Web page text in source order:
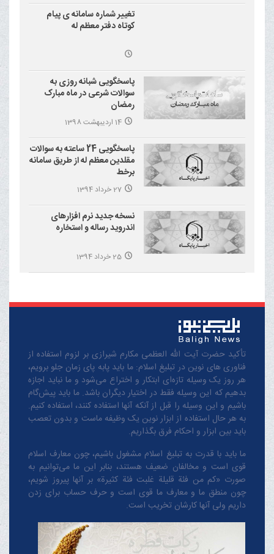
تغییر شماره سامانه ی پیام
کوتاه دفتر معظم له
پاسخگویی شبانه روزی به
سوالات شرعی در ماه مبارک
رمضان
14 اردیبهشت 1398
پاسخگویی 24 ساعته به سوالات
مقلدین معظم له از طریق سامانه
برخط
27 خرداد 1394
نسخه جدید نرم افزارهای
اندروید رساله و استخاره
25 خرداد 1394
تأکید حضرت آیت الله العظمی مکارم شیرازی بر لزوم استفاده از
فناوری های نوین در تبلیغ اسلام: ما باید پابه پای زمان جلو برویم،
هر روز یک وسیله تازه‌ای ابتکار و اختراع می‌شود و ما نباید اجازه
بدهیم که این وسیله فقط در اختیار دیگران باشد. ما باید پیش‌گام
باشیم و این وسیله را قبل از آنکه آنها استفاده کنند، استفاده کنیم.
به هر حال استفاده از ابزار نوین یک وظیفه ماست و بدون تعصب
باید بین ابزار و احکام فرق بگذاریم.
ما باید با قدرت به تبلیغ اسلام مشغول باشیم، چون معارف اسلام
قوی است و مخالفان ضعیف هستند، بنابر این ما می‌توانیم به
صورت «کم من فئة قلیلة غلبت فئة کثیرة» بر آنها پیروز شویم،
چون منطق‌ ما و معارف ‌ما قوی است و حرف حساب برای زدن
داریم ولی آنها کارشان تخریب است.